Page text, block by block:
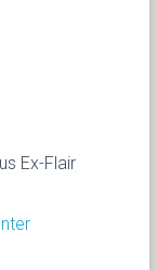
Ex-Flair